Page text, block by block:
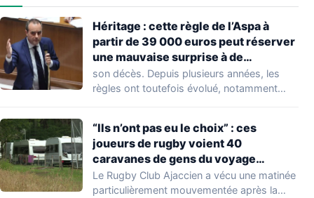
Héritage : cette règle de l’Aspa à
partir de 39 000 euros peut réserver
une mauvaise surprise à de
nombreuses familles
son décès. Depuis plusieurs années, les
règles ont toutefois évolué, notamment
“Ils n’ont pas eu le choix” : ces
joueurs de rugby voient 40
caravanes de gens du voyage
s’installer dans leur stade, ils les
délogent en moins d’1 heure
Le Rugby Club Ajaccien a vécu une matinée
particulièrement mouvementée après la